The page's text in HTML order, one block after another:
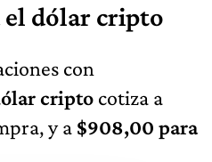
el dólar cripto
con
cripto cotiza a
y a $908,00 para